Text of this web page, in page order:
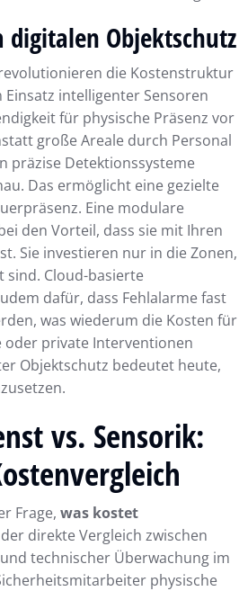
digitalen Objektschutz
die Kostenstruktur
intelligenter Sensoren
für physische Präsenz vor
große Areale durch Personal
präzise Detektionssysteme
Das ermöglicht eine gezielte
Eine modulare
den Vorteil, dass sie mit Ihren
Sie investieren nur in die Zonen,
sind. Cloud-basierte
dafür, dass Fehlalarme fast
was wiederum die Kosten für
oder private Interventionen
Objektschutz bedeutet heute,
vs. Sensorik:
Frage, was kostet
direkte Vergleich zwischen
technischer Überwachung im
physische